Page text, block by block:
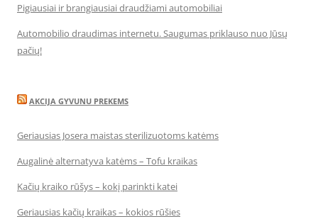
Pigiausiai ir brangiausiai draudžiami automobiliai
Automobilio draudimas internetu. Saugumas priklauso nuo Jūsų
pačių!
AKCIJA GYVUNU PREKEMS
Geriausias Josera maistas sterilizuotoms katėms
Augalinė alternatyva katėms – Tofu kraikas
Kačių kraiko rūšys – kokį parinkti katei
Geriausias kačių kraikas – kokios rūšies